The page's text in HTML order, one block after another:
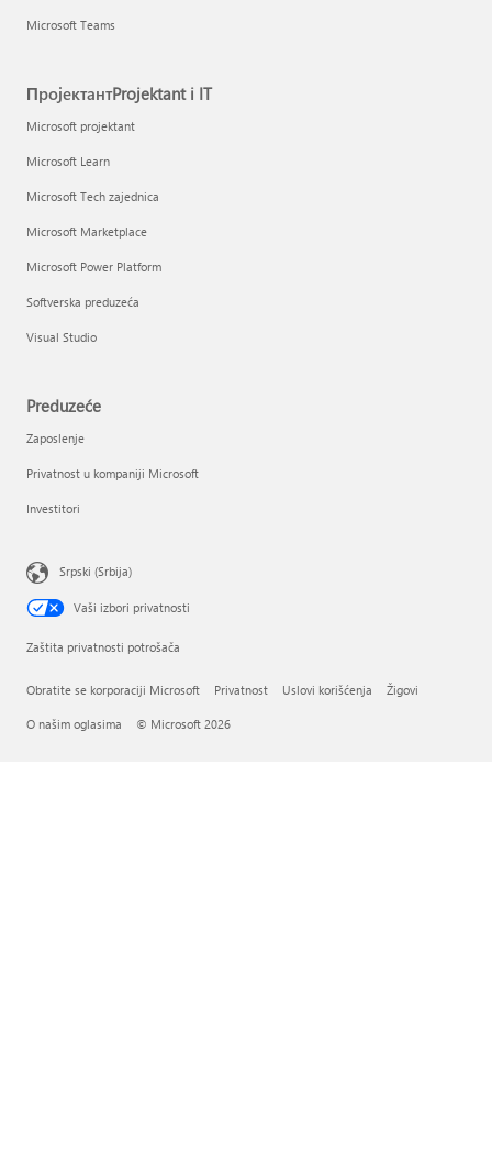
Microsoft Teams
ПројектантProjektant i IT
Microsoft projektant
Microsoft Learn
Microsoft Tech zajednica
Microsoft Marketplace
Microsoft Power Platform
Softverska preduzeća
Visual Studio
Preduzeće
Zaposlenje
Privatnost u kompaniji Microsoft
Investitori
Srpski (Srbija)
Vaši izbori privatnosti
Zaštita privatnosti potrošača
Obratite se korporaciji Microsoft Privatnost Uslovi korišćenja Žigovi
O našim oglasima © Microsoft 2026